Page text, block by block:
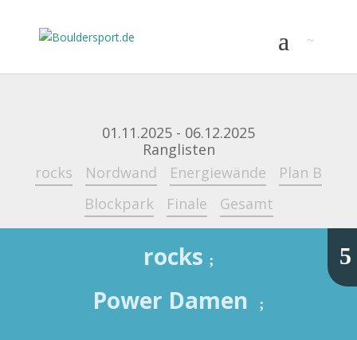
01.11.2025 - 06.12.2025
Ranglisten
rocks
Nordwand Energiewände
Plan B
Blockpark
Finale Gesamt
rocks ;
Power Damen ;
5